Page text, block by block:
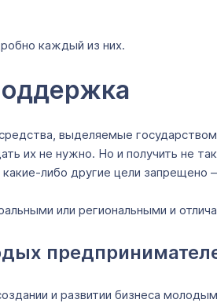
каждый из них.
выделяемые государством
их не нужно. Но и получить не
либо другие цели
или региональными и
и развитии бизнеса